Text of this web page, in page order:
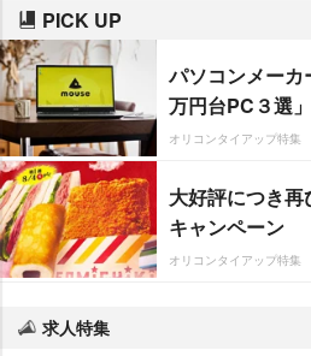
を忘れて役に没頭しているこ
明かした。
PICK UP
パソコンメー
万円台PC３選」
オリコンタイアップ特集
大好評につき
キャンペーン
オリコンタイアップ特集
求人特集